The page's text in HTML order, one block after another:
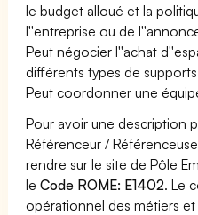
le budget alloué et la
l''entreprise ou de
Peut négocier l''achat
différents types de
Peut coordonner une
Pour avoir une description
Référenceur /
rendre sur le site de Pôle
leCode ROME: E1402. Le
opérationnel des métiers